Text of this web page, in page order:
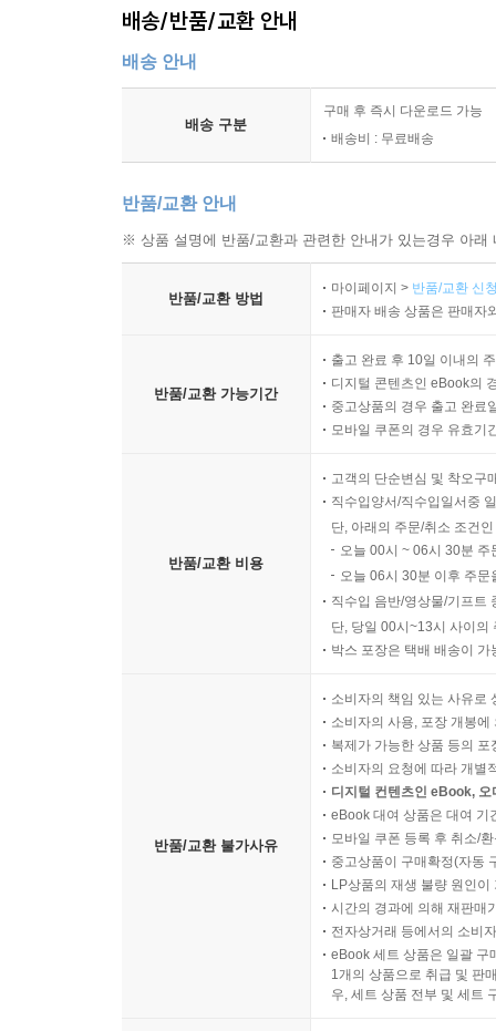
배송/반품/교환 안내
배송 안내
배송 구분
구매 후 즉시 다운로드 가능
배송비 : 무료배송
반품/교환 안내
※ 상품 설명에 반품/교환과 관련한 안내가 있는경우 아
반품/교환 방법
마이페이지 > 반품/교환 신
판매자 배송 상품은 판매자
반품/교환 가능기간
출고 완료 후 10일 이내의
디지털 콘텐츠인 eBook의
중고상품의 경우 출고 완료
모바일 쿠폰의 경우 유효기
반품/교환 비용
고객의 단순변심 및 착오구
직수입양서/직수입일서중
단, 아래의 주문/취소 조건
오늘 00시 ~ 06시 30분
오늘 06시 30분 이후 주
직수입 음반/영상물/기프트
단, 당일 00시~13시 사이의
박스 포장은 택배 배송이
반품/교환 불가사유
소비자의 책임 있는 사유로
소비자의 사용, 포장 개봉
복제가 가능한 상품 등의
소비자의 요청에 따라 개별
디지털 컨텐츠인 eBook,
eBook 대여 상품은 대여 기
모바일 쿠폰 등록 후 취소/
중고상품이 구매확정(자동
LP상품의 재생 불량 원인
시간의 경과에 의해 재판매
전자상거래 등에서의 소비
eBook 세트 상품은 일괄 구
1개의 상품으로 취급 및 판
우, 세트 상품 전부 및 세트